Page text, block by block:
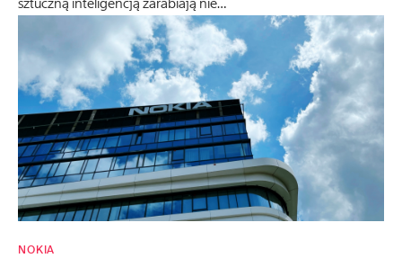
sztuczną inteligencją zarabiają nie…
NOKIA